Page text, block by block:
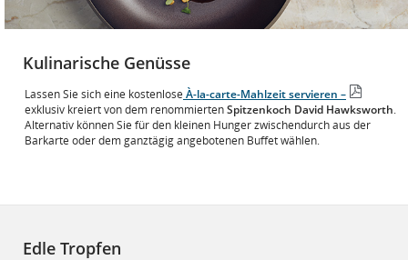
Kulinarische Genüsse
Lassen Sie sich eine kostenlose À-la-carte-Mahlzeit servieren –
Ouvrir
le
exklusiv kreiert von dem renommiertenSpitzenkoch David Hawksworth.
Alternativ können Sie für den kleinen Hunger zwischendurch aus der
Barkarte oder dem ganztägig angebotenen Buffet wählen.
Edle Tropfen